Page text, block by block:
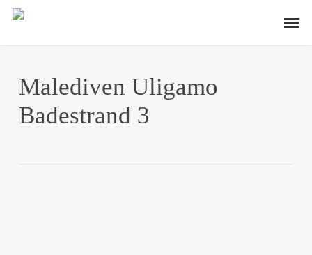
Skip
main
Malediven Uligamo
Badestrand 3